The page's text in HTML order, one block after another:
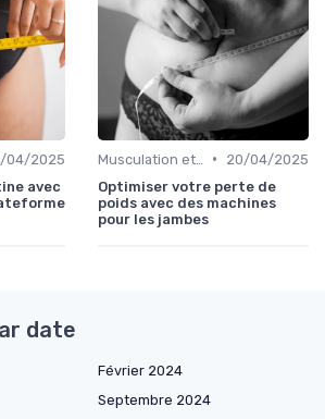
04/2025
avec
•
20/04/2025
Optimiser votre perte de
poids avec des machines
pour les jambes
date
Février 2024
Septembre 2024